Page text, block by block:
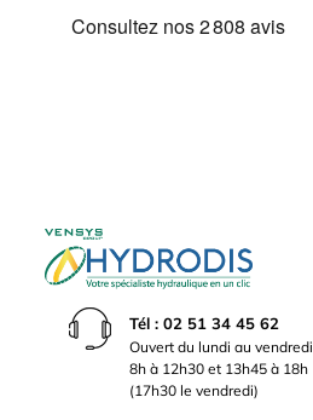
Tél : 02 51 34 45 62
Ouvert du lundi au vendredi
8h à 12h30 et 13h45 à 18h
(17h30 le vendredi)